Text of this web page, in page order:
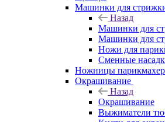
Машинки для
Назад
Машинки для
Машинки для
Ножи для
Сменные
Ножницы
Окрашивание
Назад
Окрашивание
Выжиматели